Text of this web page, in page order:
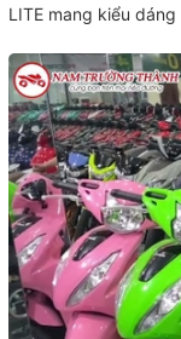
LITE mang kiểu
nằm ở : ☄️ Đường nét